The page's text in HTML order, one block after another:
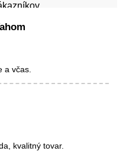
a včas.
kvalitný tovar.